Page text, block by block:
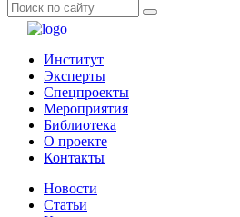
Институт
Эксперты
Спецпроекты
Мероприятия
Библиотека
О проекте
Контакты
Новости
Статьи